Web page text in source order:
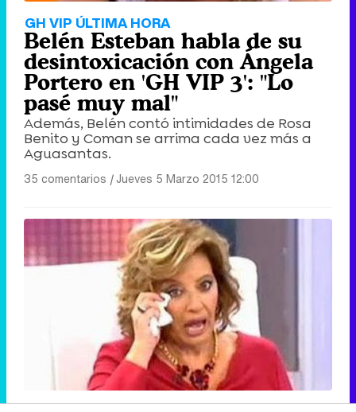
GH VIP ÚLTIMA HORA
Belén Esteban habla de su
desintoxicación con Ángela
Portero en 'GH VIP 3': "Lo
pasé muy mal"
Además, Belén contó intimidades de Rosa
Benito y Coman se arrima cada vez más a
Aguasantas.
35 comentarios |Jueves 5 Marzo 2015 12:00